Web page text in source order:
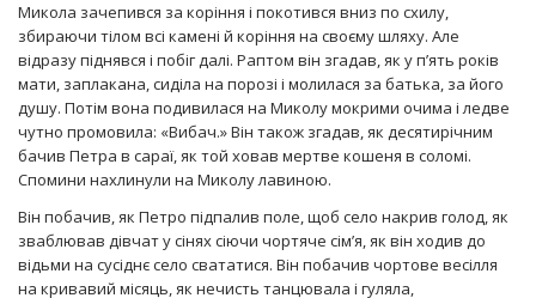
Микола зачепився за коріння і покотився вниз по схилу,
збираючи тілом всі камені й коріння на своєму шляху. Але
відразу піднявся і побіг далі. Раптом він згадав, як у п’ять років
мати, заплакана, сиділа на порозі і молилася за батька, за його
душу. Потім вона подивилася на Миколу мокрими очима і ледве
чутно промовила: «Вибач.» Він також згадав, як десятирічним
бачив Петра в сараї, як той ховав мертве кошеня в соломі.
Спомини нахлинули на Миколу лавиною.
Він побачив, як Петро підпалив поле, щоб село накрив голод, як
зваблював дівчат у сінях сіючи чортяче сім’я, як він ходив до
відьми на сусіднє село свататися. Він побачив чортове весілля
на кривавий місяць, як нечисть танцювала і гуляла,